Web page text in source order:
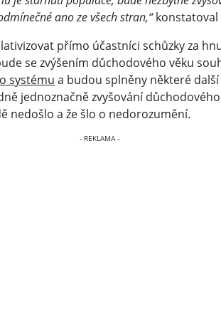
ano ze všech stran,“konstatoval
přímo účastníci schůzky za
se zvýšením důchodového věku
systému a budou splněny některé
jednoznačně zvyšování
nedošlo a že šlo o nedorozumění.